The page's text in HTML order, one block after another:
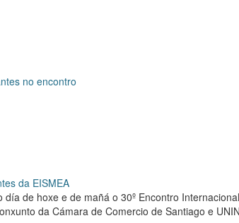
no encontro
da EISMEA
de hoxe e de mañá o 30º Encontro
da Cámara de Comercio de Santiago e